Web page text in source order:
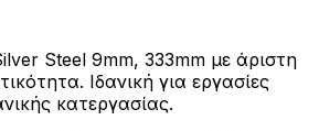
Steel 9mm, 333mm με άριστη
Ιδανική για εργασίες
κατεργασίας.